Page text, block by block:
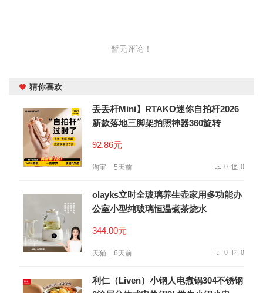
暂无评论！
猜你喜欢
丢丢杆Mini】RTAKO迷你自拍杆2026
新款落地三脚架拍照神器360旋转
92.86元
淘宝 5天前 0 0
olayks立时全玻璃养生壶家用多功能办
公室小型纯玻璃恒温煮茶烧水
344.00元
天猫 6天前 0 0
利仁（Liven）小钢人电煮锅304不锈钢